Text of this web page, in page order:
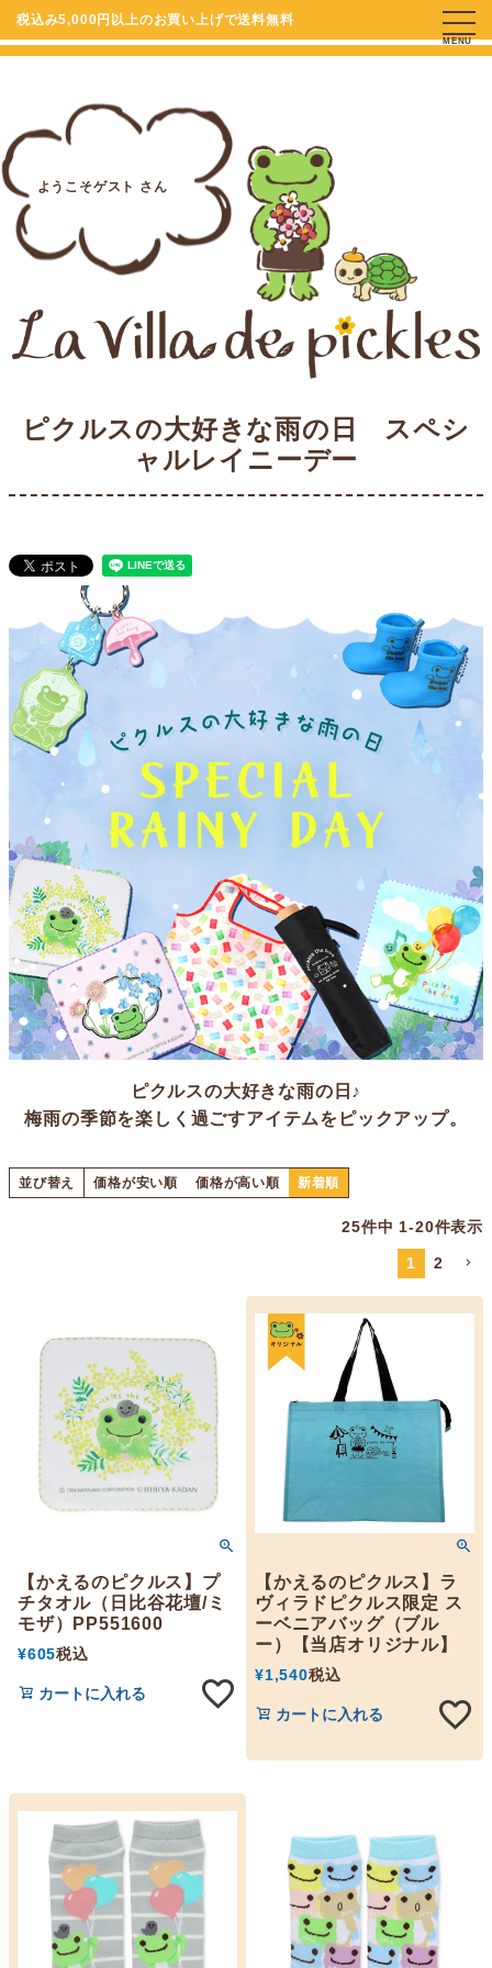
税込み5,000円以上のお買い上げで送料無料
ようこそゲスト さん
MENU
ピクルスの大好きな雨の日 スペシ
ャルレイニーデー
ピクルスの大好きな雨の日♪
梅雨の季節を楽しく過ごすアイテムをピックアップ。
並び替え 価格が安い順 価格が高い順 新着順
25件中 1-20件表示
1 2
【かえるのピクルス】プ
チタオル（日比谷花壇/ミ
モザ）PP551600
¥605税込
カートに入れる
【かえるのピクルス】ラ
ヴィラドピクルス限定 ス
ーベニアバッグ（ブル
ー）【当店オリジナル】
¥1,540税込
カートに入れる